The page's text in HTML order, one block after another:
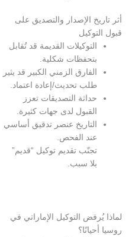
الإصدار والتصديق على
القديمة قد تُقابل
شكلية.
الزمني الكبير قد يثير
تحديث/إعادة اعتماد.
التصديقات تعزز
لدى جهات كثيرة.
عنصر تدقيق أساسي
الفحص.
تقديم توكيل “قديم”
التوكيل الإماراتي في